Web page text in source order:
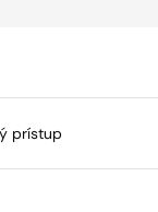
prístup